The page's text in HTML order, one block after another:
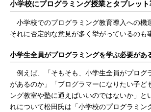
小学校にプログラミング授業とタブレッ
小学校でのプログラミング教育導入への機
それに否定的な意見が多く挙がっているのも
小学生全員がプログラミングを学ぶ必要があ
例えば、「そもそも、小学生全員がプログ
があるのか」「プログラマーになりたい子ど
ング教室や塾に通えばいいのではないか」と
れについて松田氏は「小学校のプログラミン